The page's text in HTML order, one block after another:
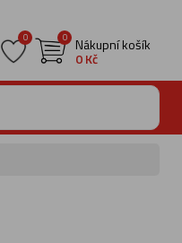
0 Nákupní košík
0 Kč
0